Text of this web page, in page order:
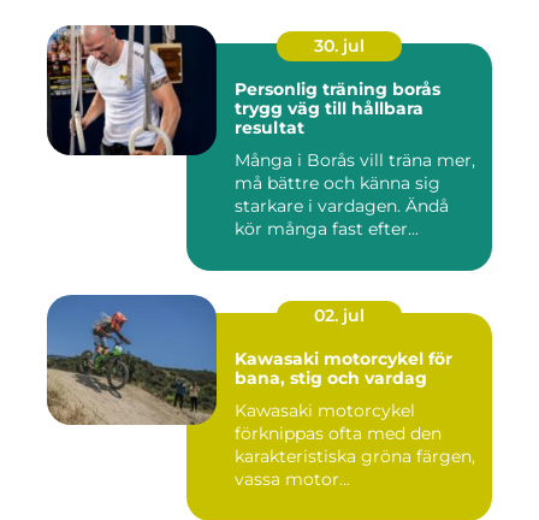
30. jul
Personlig träning borås
trygg väg till hållbara
resultat
Många i Borås vill träna mer,
må bättre och känna sig
starkare i vardagen. Ändå
kör många fast efter...
02. jul
Kawasaki motorcykel för
bana, stig och vardag
Kawasaki motorcykel
förknippas ofta med den
karakteristiska gröna färgen,
vassa motor...